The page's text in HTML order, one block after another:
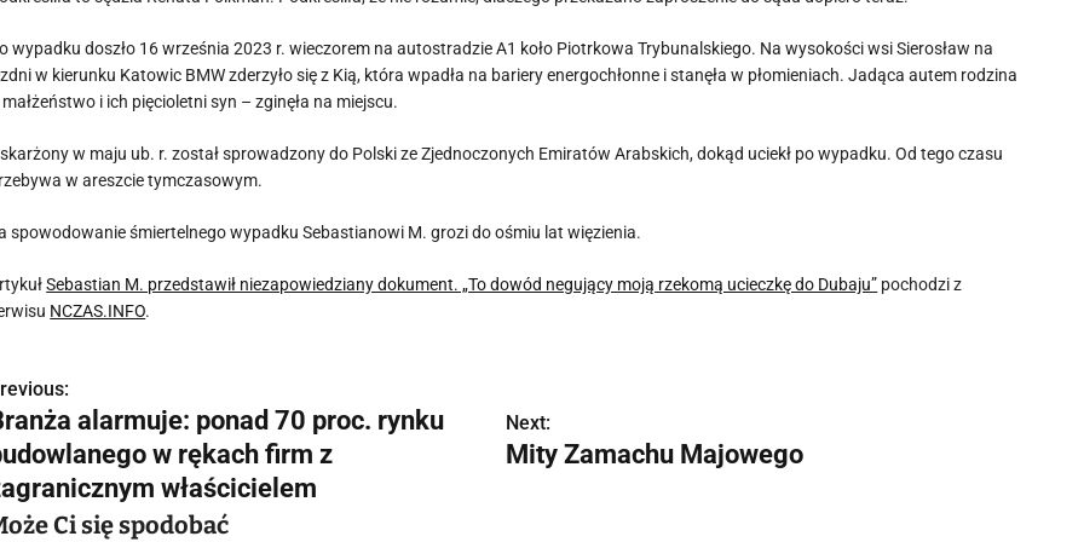
wypadku doszło 16 września 2023 r. wieczorem na autostradzie A1 koło Piotrkowa Trybunalskiego. Na wysokości wsi Sierosław na
w kierunku Katowic BMW zderzyło się z Kią, która wpadła na bariery energochłonne i stanęła w płomieniach. Jadąca autem rodzina
i ich pięcioletni syn – zginęła na miejscu.
w maju ub. r. został sprowadzony do Polski ze Zjednoczonych Emiratów Arabskich, dokąd uciekł po wypadku. Od tego czasu
w areszcie tymczasowym.
spowodowanie śmiertelnego wypadku Sebastianowi M. grozi do ośmiu lat więzienia.
Sebastian M. przedstawił niezapowiedziany dokument. „To dowód negujący moją rzekomą ucieczkę do Dubaju” pochodzi z
NCZAS.INFO.
alarmuje: ponad 70 proc. rynku
w rękach firm z
właścicielem
Next:
Mity Zamachu Majowego
Ci się spodobać